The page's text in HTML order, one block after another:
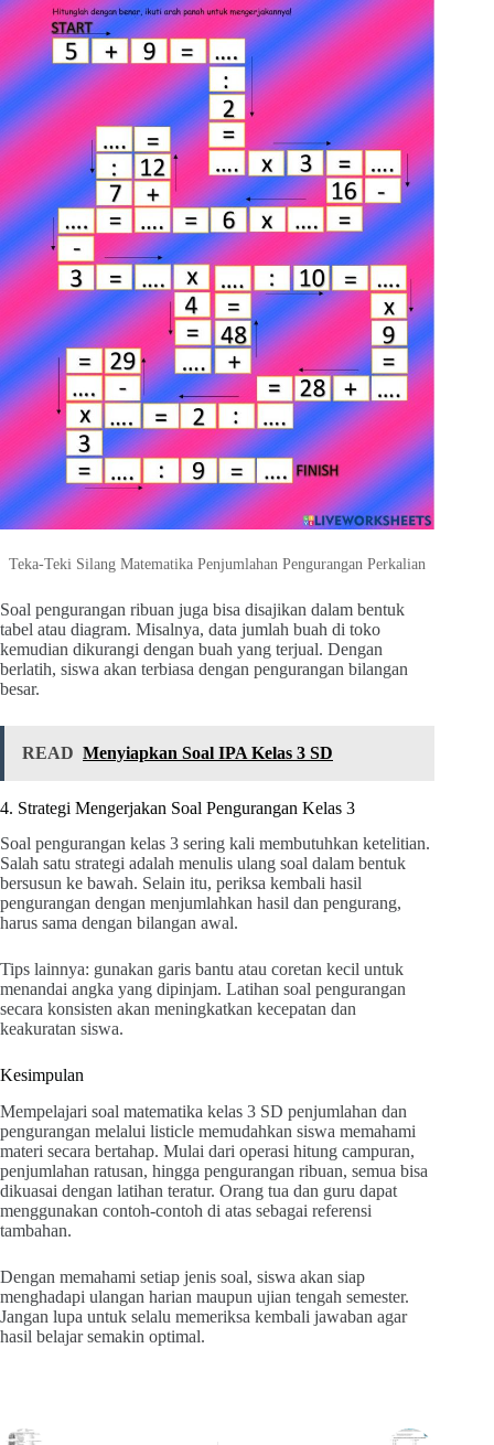
Teka-Teki Silang Matematika Penjumlahan Pengurangan Perkalian
Soal pengurangan ribuan juga bisa disajikan dalam bentuk
tabel atau diagram. Misalnya, data jumlah buah di toko
kemudian dikurangi dengan buah yang terjual. Dengan
berlatih, siswa akan terbiasa dengan pengurangan bilangan
besar.
READ Menyiapkan Soal IPA Kelas 3 SD
4. Strategi Mengerjakan Soal Pengurangan Kelas 3
Soal pengurangan kelas 3 sering kali membutuhkan ketelitian.
Salah satu strategi adalah menulis ulang soal dalam bentuk
bersusun ke bawah. Selain itu, periksa kembali hasil
pengurangan dengan menjumlahkan hasil dan pengurang,
harus sama dengan bilangan awal.
Tips lainnya: gunakan garis bantu atau coretan kecil untuk
menandai angka yang dipinjam. Latihan soal pengurangan
secara konsisten akan meningkatkan kecepatan dan
keakuratan siswa.
Kesimpulan
Mempelajari soal matematika kelas 3 SD penjumlahan dan
pengurangan melalui listicle memudahkan siswa memahami
materi secara bertahap. Mulai dari operasi hitung campuran,
penjumlahan ratusan, hingga pengurangan ribuan, semua bisa
dikuasai dengan latihan teratur. Orang tua dan guru dapat
menggunakan contoh-contoh di atas sebagai referensi
tambahan.
Dengan memahami setiap jenis soal, siswa akan siap
menghadapi ulangan harian maupun ujian tengah semester.
Jangan lupa untuk selalu memeriksa kembali jawaban agar
hasil belajar semakin optimal.